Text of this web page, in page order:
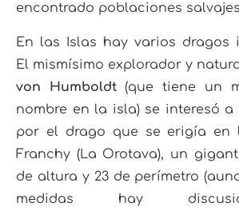
encontrado poblaciones
En las Islas hay varios dragos
El mismísimo explorador y
von Humboldt(que tiene un
nombre en la isla) se interesó a
por el drago que se erigía en
Franchy (La Orotava), un
de altura y 23 de perímetro
medidas hay